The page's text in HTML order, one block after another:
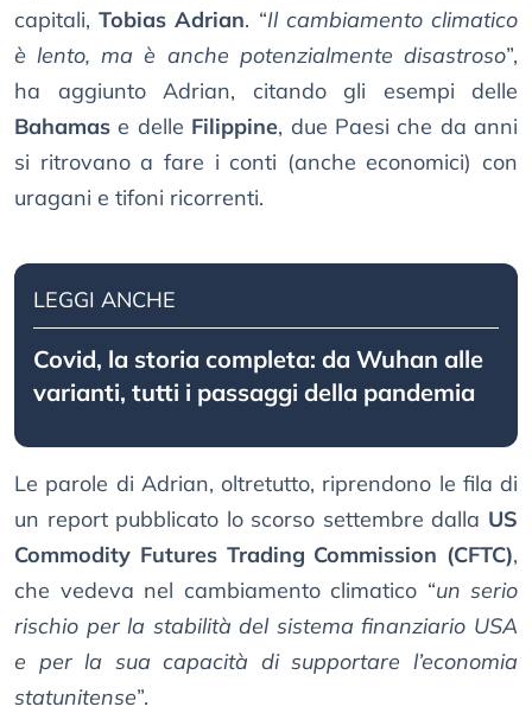
capitali,Tobias Adrian. “Il cambiamento climatico
è lento, ma è anche potenzialmente disastroso”,
ha aggiunto Adrian, citando gli esempi delle
Bahamas e delle Filippine, due Paesi che da anni
si ritrovano a fare i conti (anche economici) con
uragani e tifoni ricorrenti.
LEGGI ANCHE
Covid, la storia completa: da Wuhan alle
varianti, tutti i passaggi della pandemia
Le parole di Adrian, oltretutto, riprendono le fila di
un report pubblicato lo scorso settembre dalla US
Commodity Futures Trading Commission (CFTC),
che vedeva nel cambiamento climatico “un serio
rischio per la stabilità del sistema finanziario USA
e per la sua capacità di supportare l’economia
statunitense”.